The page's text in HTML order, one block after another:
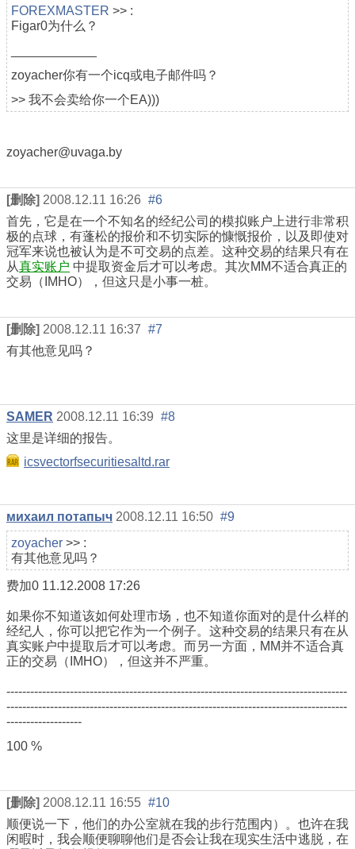
FOREXMASTER >> :
Figar0为什么？
zoyacher你有一个icq或电子邮件吗？
>> 我不会卖给你一个EA)))
zoyacher@uvaga.by
[删除] 2008.12.11 16:26 #6
首先，它是在一个不知名的经纪公司的模拟账户上进行非常积
极的点球，有蓬松的报价和不切实际的慷慨报价，以及即使对
冠军来说也被认为是不可交易的点差。这种交易的结果只有在
从真实账户 中提取资金后才可以考虑。其次MM不适合真正的
交易（IMHO），但这只是小事一桩。
[删除] 2008.12.11 16:37 #7
有其他意见吗？
SAMER 2008.12.11 16:39 #8
这里是详细的报告。
icsvectorfsecuritiesaltd.rar
михаил потапыч 2008.12.11 16:50 #9
zoyacher >> :
有其他意见吗？
费加0 11.12.2008 17:26
如果你不知道该如何处理市场，也不知道你面对的是什么样的
经纪人，你可以把它作为一个例子。这种交易的结果只有在从
真实账户中提取后才可以考虑。而另一方面，MM并不适合真
正的交易（IMHO），但这并不严重。
--------------------------------------------------------------------------------------
--------------------------------------------------------------------------------------
-------------------
100 %
[删除] 2008.12.11 16:55 #10
顺便说一下，他们的办公室就在我的步行范围内）。也许在我
闲暇时，我会顺便聊聊他们是否会让我在现实生活中逃脱，在